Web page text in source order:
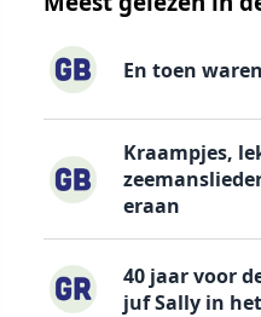
En toen
Kraampjes,
eraan
40 jaar voor
juf Sally in